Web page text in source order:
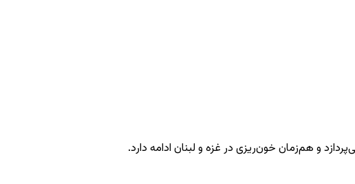
و هم‌زمان خون‌ریزی در غزه و لبنان ادامه دارد.